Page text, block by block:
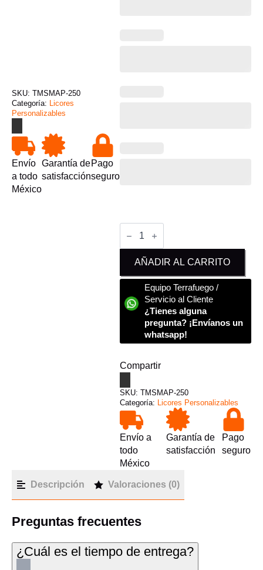
SKU: TMSMAP-250
Categoría: Licores
Personalizables
Envío
a todo
México
Garantía de
satisfacción
Pago
seguro
Licor
Maracuyá
Terrafuego
Personalizable
250ml
cantidad
AÑADIR AL CARRITO
Equipo Terrafuego /
Servicio al Cliente
¿Tienes alguna
pregunta? ¡Envíanos un
whatsapp!
Compartir
SKU: TMSMAP-250
Categoría: Licores Personalizables
Envío a
todo
México
Garantía de
satisfacción
Pago
seguro
Descripción Valoraciones (0)
Preguntas frecuentes
¿Cuál es el tiempo de entrega?